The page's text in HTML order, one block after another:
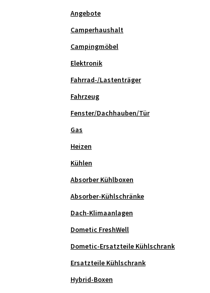
Angebote
Camperhaushalt
Campingmöbel
Elektronik
Fahrrad-/Lastenträger
Fahrzeug
Fenster/Dachhauben/Tür
Gas
Heizen
Kühlen
Absorber Kühlboxen
Absorber-Kühlschränke
Dach-Klimaanlagen
Dometic FreshWell
Dometic-Ersatzteile Kühlschrank
Ersatzteile Kühlschrank
Hybrid-Boxen